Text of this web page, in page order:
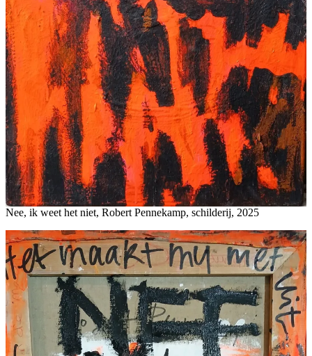
Nee, ik weet het niet, Robert Pennekamp, schilderij, 2025